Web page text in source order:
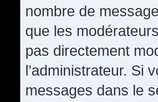
nombre de
que les
pas directement
l’administrateur. Si
messages dans le